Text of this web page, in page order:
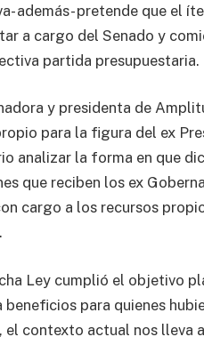
además- pretende que el
a cargo del Senado y
partida presupuestaria.
y presidenta de
para la figura del ex
analizar la forma en que
que reciben los ex
cargo a los recursos
Ley cumplió el objetivo
para quienes
el contexto actual nos lleva